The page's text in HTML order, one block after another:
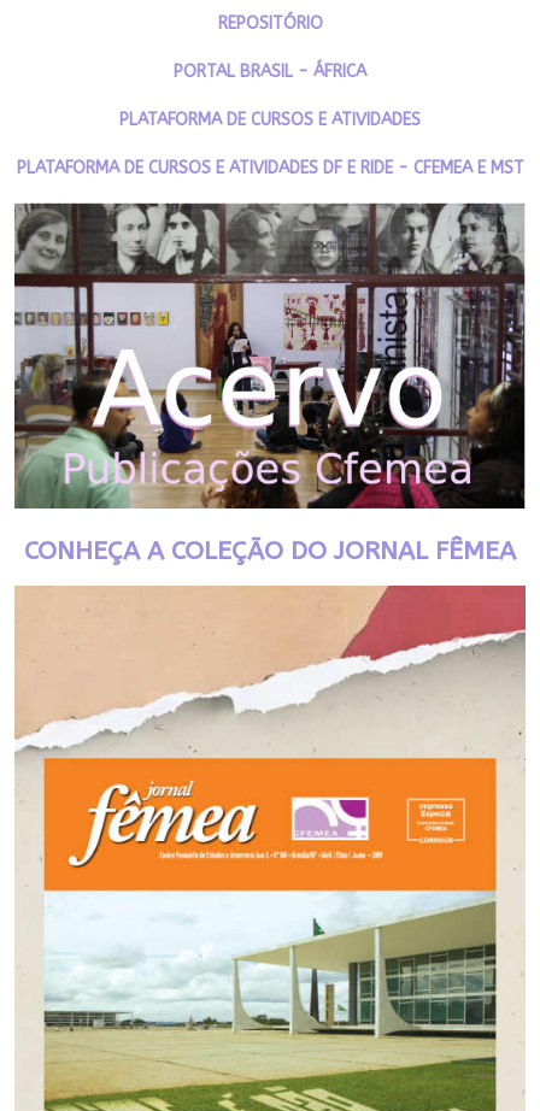
REPOSITÓRIO
PORTAL BRASIL - ÁFRICA
PLATAFORMA DE CURSOS E ATIVIDADES
PLATAFORMA DE CURSOS E ATIVIDADES DF E RIDE - CFEMEA E MST
CONHEÇA A COLEÇÃO DO JORNAL FÊMEA